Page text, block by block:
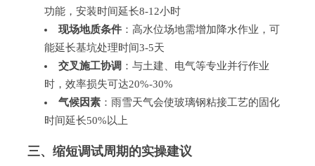
功能，安装时间延长8-12小时
现场地质条件：高水位场地需增加降水作业，可
能延长基坑处理时间3-5天
交叉施工协调 ：与土建、电气等专业并行作业
时，效率损失可达20%-30%
气候因素：雨雪天气会使玻璃钢粘接工艺的固化
时间延长50%以上
三、缩短调试周期的实操建议